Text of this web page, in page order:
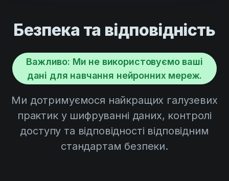
Безпека та відповідність
Важливо: Ми не використовуємо ваші
дані для навчання нейронних мереж.
Ми дотримуємося найкращих галузевих
практик у шифруванні даних, контролі
доступу та відповідності відповідним
стандартам безпеки.